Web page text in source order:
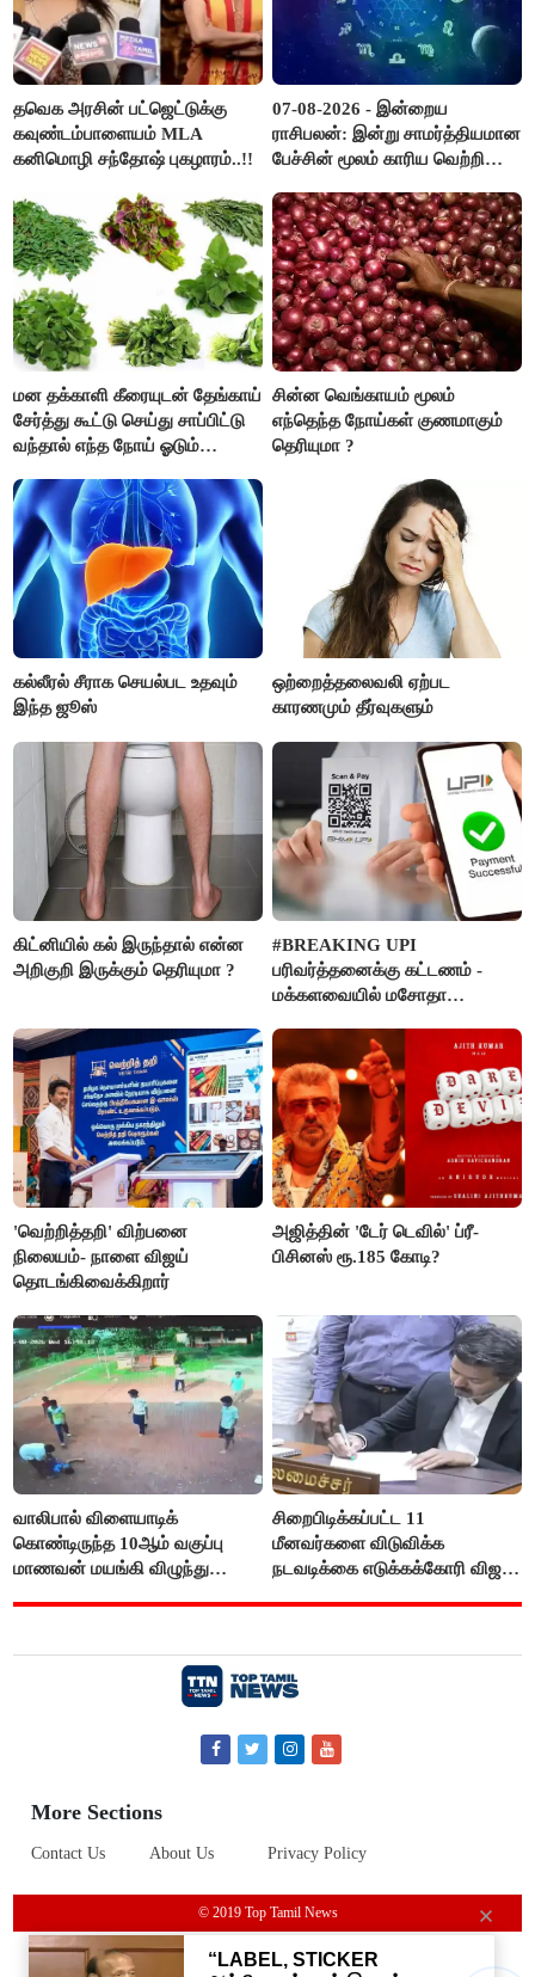
தவெக அரசின் பட்ஜெட்டுக்கு
கவுண்டம்பாளையம் MLA
கனிமொழி சந்தோஷ் புகழாரம்..!!
07-08-2026 - இன்றைய
ராசிபலன்: இன்று சாமர்த்தியமான
பேச்சின் மூலம் காரிய வெற்றி
பொறுப்புகளை ஒப்படைப்பதில்
கவனம் தேவை..!
மன தக்காளி கீரையுடன் தேங்காய்
சேர்த்து கூட்டு செய்து சாப்பிட்டு
வந்தால் எந்த நோய் ஓடும்
சின்ன வெங்காயம் மூலம்
எந்தெந்த நோய்கள் குணமாகும்
தெரியுமா ?
கல்லீரல் சீராக செயல்பட உதவும்
இந்த ஜூஸ்
ஒற்றைத்தலைவலி ஏற்பட
காரணமும் தீர்வுகளும்
கிட்னியில் கல் இருந்தால் என்ன
அறிகுறி இருக்கும் தெரியுமா ?
#BREAKING UPI
பரிவர்த்தனைக்கு கட்டணம் -
மக்களவையில் மசோதா
'வெற்றித்தறி' விற்பனை
நிலையம்- நாளை விஜய்
தொடங்கிவைக்கிறார்
அஜித்தின் 'டேர் டெவில்' ப்ரீ-
பிசினஸ் ரூ.185 கோடி?
வாலிபால் விளையாடிக்
கொண்டிருந்த 10ஆம் வகுப்பு
மாணவன் மயங்கி விழுந்து
சிறைபிடிக்கப்பட்ட 11
மீனவர்களை விடுவிக்க
நடவடிக்கை எடுக்கக்கோரி விஜய்
More Sections
Contact Us About Us Privacy Policy
© 2019 Top Tamil News